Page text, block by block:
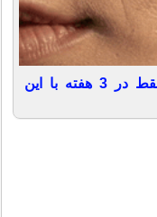
کاهش چشمگیر جای زخم و بخیه فقط در 3 هفته با این